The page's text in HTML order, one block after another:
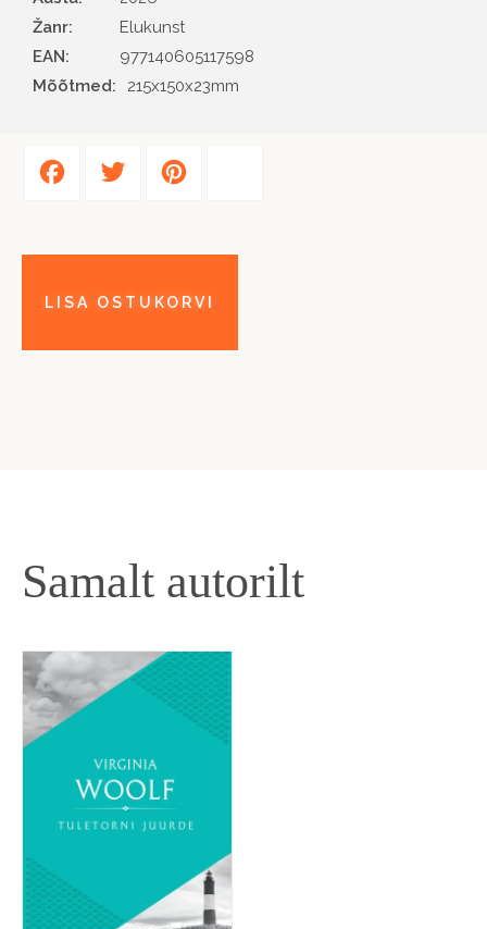
Žanr
Elukunst
EAN
977140605117598
Mõõtmed:
215x150x23mm
Samalt autorilt